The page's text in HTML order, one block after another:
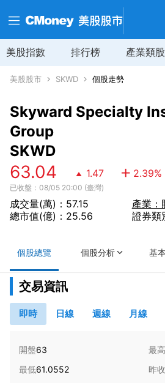
美股指數 排行榜 產業類股
美股股市 SKWD 個股走勢
Skyward Specialty
Group
SKWD
63.04 1.47 2.39%
已收盤：08/05 20:00 (臺灣)
成交量(萬)：57.15
總市值(億)：25.56
產業：
證券類
個股總覽 個股分析 基
交易資訊
即時 日線 週線 月線
開盤63 最高
最低61.0552 昨收